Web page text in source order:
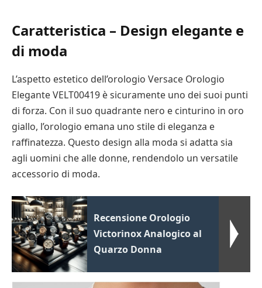
Caratteristica – Design elegante e
di moda
L’aspetto estetico dell’orologio Versace Orologio
Elegante VELT00419 è sicuramente uno dei suoi punti
di forza. Con il suo quadrante nero e cinturino in oro
giallo, l’orologio emana uno stile di eleganza e
raffinatezza. Questo design alla moda si adatta sia
agli uomini che alle donne, rendendolo un versatile
accessorio di moda.
Recensione Orologio
Victorinox Analogico al
Quarzo Donna